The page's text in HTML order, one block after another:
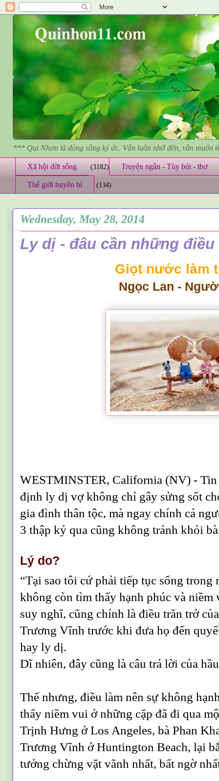
*** Qui Nhơn là dòng sông ký ức. Vẫn luôn nhớ đến, vẫn muốn
Xã hội đời sống (3182) Truyện ngắn - Tùy bút - thơ
Thế giới huyền bí (134)
Wednesday, May 28, 2014
Ly dị - đâu cần những điều
Giọt nước làm
Ngọc Lan -
WESTMINSTER, California (NV) -
định ly dị vợ không chỉ gây sửng sốt
gia đình thân tộc, mà ngay chính cả
3 thập kỷ qua cũng không tránh khỏi
Lý do?
“Tại sao tôi cứ phải tiếp tục sống trong
không còn tìm thấy hạnh phúc và
suy nghĩ, cũng chính là điều trăn trở
Trương Vĩnh trước khi đưa họ đến
hay ly dị.
Dĩ nhiên, đây cũng là câu trả lời của
Thế nhưng, điều làm nên sự không
thấy niềm vui ở những cặp đã đi qua
Trịnh Hưng ở Los Angeles, bà Phan
Trương Vĩnh ở Huntington Beach, lại
tưởng chừng vặt vãnh nhất, bất ngờ